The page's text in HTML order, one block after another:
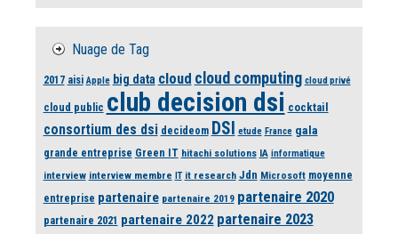
Nuage de Tag
2017 aisi Apple big data cloud cloud computing cloud privé
cloud public club decision dsi cocktail
consortium des dsi decideom DSI etude France gala
grande entreprise Green IT hitachi solutions IA informatique
interview interview membre IT it research Jdn Microsoft moyenne
entreprise partenaire partenaire 2019 partenaire 2020
partenaire 2021 partenaire 2022 partenaire 2023